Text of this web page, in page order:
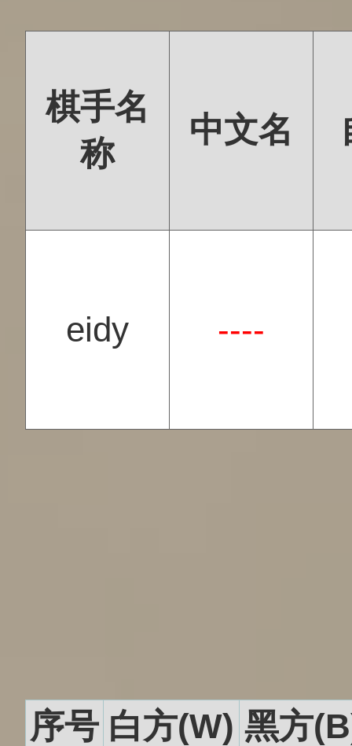
棋手名
称
中文名
eidy ----
序号 白方(W) 黑方